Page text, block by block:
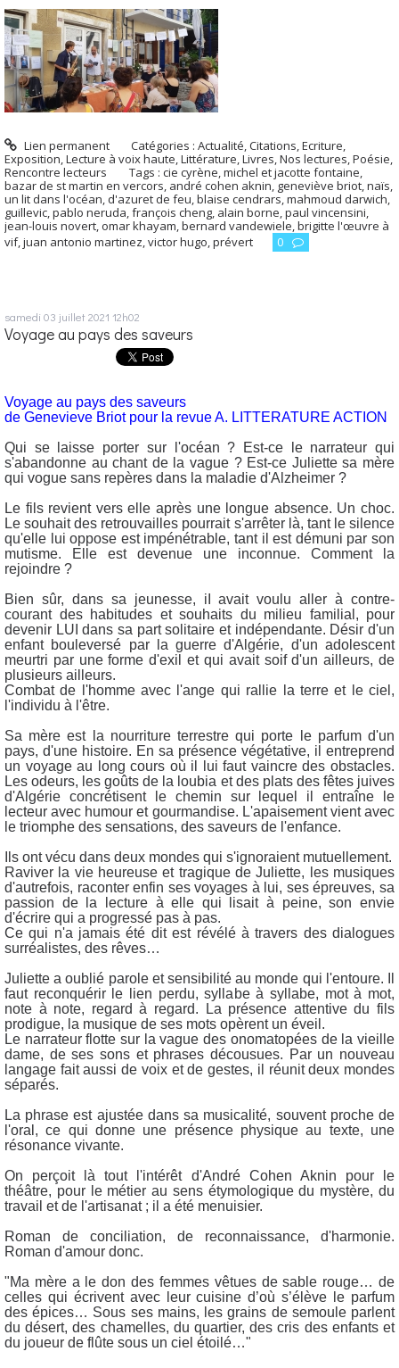
Lien permanent Catégories :Actualité,Citations,Ecriture,
Exposition,Lecture à voix haute,Littérature,Livres,Nos lectures,Poésie,
Rencontre lecteurs
Tags : cie cyrène,michel et jacotte fontaine,
bazar de st martin en vercors, andré cohen aknin, geneviève briot,naïs,
un lit dans l'océan, d'azuret de feu,blaise cendrars,mahmoud darwich,
guillevic,pablo neruda,françois cheng, alain borne,paul vincensini,
jean-louis novert, omar khayam,bernard vandewiele,brigitte l'œuvre à
vif,juan antonio martinez,victor hugo,prévert 0
samedi 03 juillet 2021 12h02
Voyage au pays des saveurs
Voyage au pays des saveurs
de Genevieve Briot pour la revue A. LITTERATURE ACTION
Qui se laisse porter sur l'océan ? Est-ce le narrateur qui
s'abandonne au chant de la vague ? Est-ce Juliette sa mère
qui vogue sans repères dans la maladie d'Alzheimer ?
Le fils revient vers elle après une longue absence. Un choc.
Le souhait des retrouvailles pourrait s'arrêter là, tant le silence
qu'elle lui oppose est impénétrable, tant il est démuni par son
mutisme. Elle est devenue une inconnue. Comment la
rejoindre ?
Bien sûr, dans sa jeunesse, iI avait voulu aller à contre-
courant des habitudes et souhaits du milieu familial, pour
devenir LUI dans sa part solitaire et indépendante. Désir d'un
enfant bouleversé par la guerre d'Algérie, d'un adolescent
meurtri par une forme d'exil et qui avait soif d'un ailleurs, de
plusieurs ailleurs.
Combat de l'homme avec l'ange qui rallie la terre et le ciel,
l'individu à l'être.
Sa mère est la nourriture terrestre qui porte le parfum d'un
pays, d'une histoire. En sa présence végétative, il entreprend
un voyage au long cours où il lui faut vaincre des obstacles.
Les odeurs, les goûts de la loubia et des plats des fêtes juives
d'Algérie concrétisent le chemin sur lequel il entraîne le
lecteur avec humour et gourmandise. L'apaisement vient avec
le triomphe des sensations, des saveurs de l'enfance.
Ils ont vécu dans deux mondes qui s'ignoraient mutuellement.
Raviver la vie heureuse et tragique de Juliette, les musiques
d'autrefois, raconter enfin ses voyages à lui, ses épreuves, sa
passion de la lecture à elle qui lisait à peine, son envie
d'écrire qui a progressé pas à pas.
Ce qui n'a jamais été dit est révélé à travers des dialogues
surréalistes, des rêves…
Juliette a oublié parole et sensibilité au monde qui l'entoure. Il
faut reconquérir le lien perdu, syllabe à syllabe, mot à mot,
note à note, regard à regard. La présence attentive du fils
prodigue, la musique de ses mots opèrent un éveil.
Le narrateur flotte sur la vague des onomatopées de la vieille
dame, de ses sons et phrases décousues. Par un nouveau
langage fait aussi de voix et de gestes, il réunit deux mondes
séparés.
La phrase est ajustée dans sa musicalité, souvent proche de
l'oral, ce qui donne une présence physique au texte, une
résonance vivante.
On perçoit là tout l'intérêt d'André Cohen Aknin pour le
théâtre, pour le métier au sens étymologique du mystère, du
travail et de l'artisanat ; il a été menuisier.
Roman de conciliation, de reconnaissance, d'harmonie.
Roman d'amour donc.
"Ma mère a le don des femmes vêtues de sable rouge… de
celles qui écrivent avec leur cuisine d’où s’élève le parfum
des épices… Sous ses mains, les grains de semoule parlent
du désert, des chamelles, du quartier, des cris des enfants et
du joueur de flûte sous un ciel étoilé…"